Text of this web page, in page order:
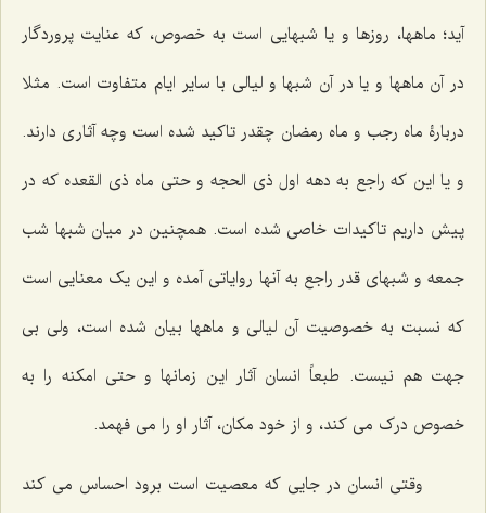
آید؛ ماهها، روزها و یا شبهایی است به خصوص، که عنایت پروردگار
در آن ماهها و یا در آن شبها و لیالی با سایر ایام متفاوت است. مثلا
دربارۀ ماه رجب و ماه رمضان چقدر تاکید شده است وچه آثاری دارند.
و یا این که راجع به دهه اول ذی الحجه و حتی ماه ذی القعده که در
پیش داریم تاکیدات خاصی شده است. همچنین در میان شبها شب
جمعه و شبهای قدر راجع به آنها روایاتی آمده و این یک معنایی است
که نسبت به خصوصیت آن لیالی و ماهها بیان شده است، ولی بی
جهت هم نیست. طبعاً انسان آثار این زمانها و حتی امکنه را به
خصوص درک می کند، و از خود مکان، آثار او را می فهمد.
وقتی انسان در جایی که معصیت است برود احساس می کند